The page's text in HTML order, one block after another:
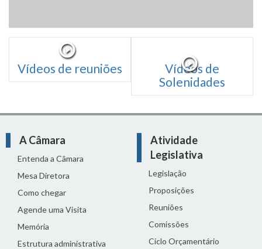
Vídeos de reuniões
Vídeos de
Solenidades
A Câmara
Entenda a Câmara
Mesa Diretora
Como chegar
Agende uma Visita
Memória
Estrutura administrativa
Atividade
Legislativa
Legislação
Proposições
Reuniões
Comissões
Ciclo Orçamentário